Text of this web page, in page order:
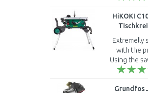
HiKOKI
(1520W/
Extremelly
with the
Using the
but the
Grundfos